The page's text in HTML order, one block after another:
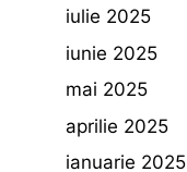
iulie 2025
iunie 2025
mai 2025
aprilie 2025
ianuarie 2025